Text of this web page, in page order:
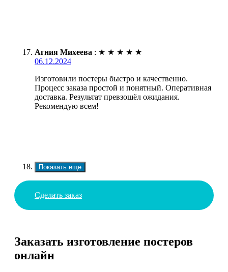
Агния Михеева : ★ ★ ★ ★ ★
06.12.2024
Изготовили постеры быстро и качественно.
Процесс заказа простой и понятный. Оперативная
доставка. Результат превзошёл ожидания.
Рекомендую всем!
Показать еще
Сделать заказ
Заказать изготовление постеров
онлайн